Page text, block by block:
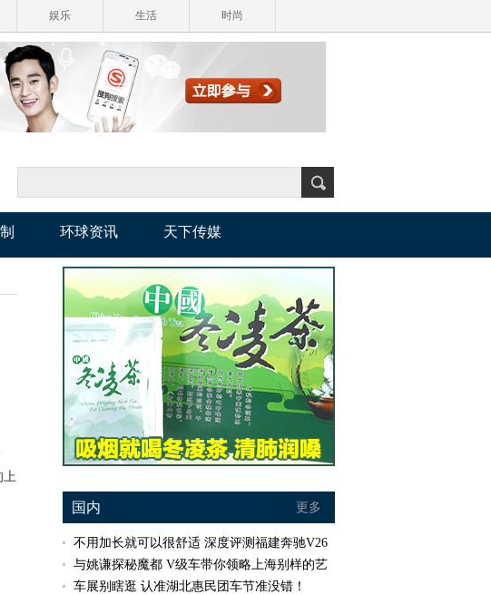
娱乐 生活 时尚
环球资讯 天下传媒
上
国内 更多
不用加长就可以很舒适 深度评测福建奔驰V26
与姚谦探秘魔都 V级车带你领略上海别样的艺
车展别瞎逛 认准湖北惠民团车节准没错！